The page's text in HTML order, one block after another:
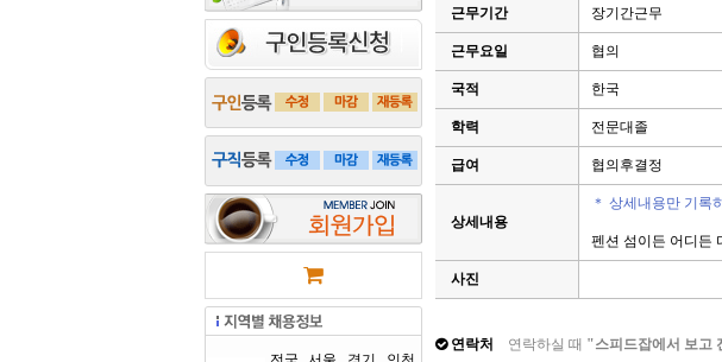
근무기간 장기간근무
근무요일 협의
국적 한국
학력 전문대졸
급여 협의후결정
상세내용
＊ 상세내용만 기록
펜션 섬이든 어디든
사진
연락처 연락하실 때 "스피드잡에서 보고